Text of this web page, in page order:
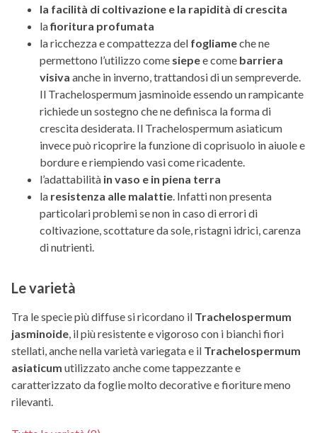
la facilità di coltivazione e la rapidità di crescita
lafioritura profumata
la ricchezza e compattezza del fogliameche ne
permettono l’utilizzo come siepee come barriera
visiva anche in inverno, trattandosi di un sempreverde.
Il Trachelospermum jasminoide essendo un rampicante
richiede un sostegno che ne definisca la forma di
crescita desiderata. Il Trachelospermum asiaticum
invece può ricoprire la funzione di coprisuolo in aiuole e
bordure e riempiendo vasi come ricadente.
l’adattabilità in vaso e in piena terra
la resistenza alle malattie . Infatti non presenta
particolari problemi se non in caso di errori di
coltivazione, scottature da sole, ristagni idrici, carenza
di nutrienti.
Le varietà
Tra le specie più diffuse si ricordano il Trachelospermum
jasminoide , il più resistente e vigoroso con i bianchi fiori
stellati, anche nella varietà variegata e il Trachelospermum
asiaticum utilizzato anche come tappezzante e
caratterizzato da foglie molto decorative e fioriture meno
rilevanti.